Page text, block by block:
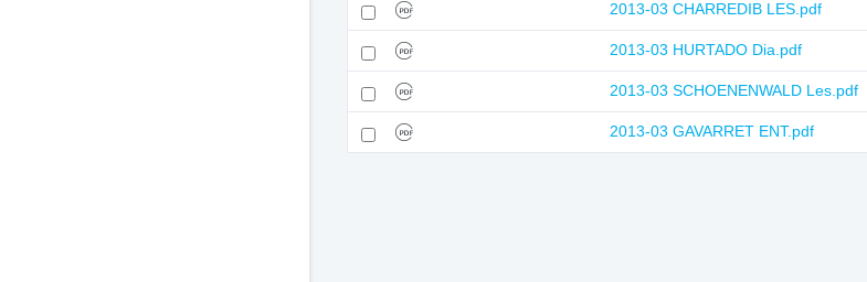
2013-03 CHARREDIB LES.pdf
2013-03 HURTADO Dia.pdf
2013-03 SCHOENENWALD Les.pdf
2013-03 GAVARRET ENT.pdf